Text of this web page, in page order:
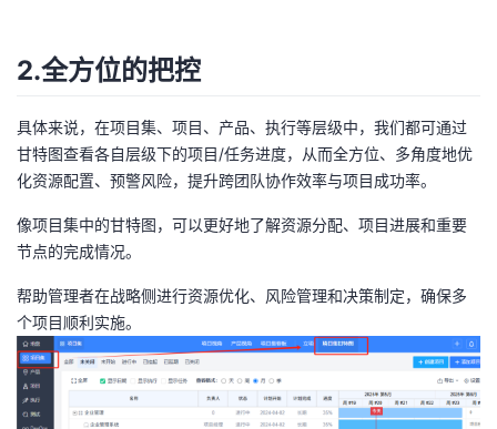
2.全方位的把控
具体来说，在项目集、项目、产品、执行等层级中，我们都可通过
甘特图查看各自层级下的项目/任务进度，从而全方位、多角度地优
化资源配置、预警风险，提升跨团队协作效率与项目成功率。
像项目集中的甘特图，可以更好地了解资源分配、项目进展和重要
节点的完成情况。
帮助管理者在战略侧进行资源优化、风险管理和决策制定，确保多
个项目顺利实施。